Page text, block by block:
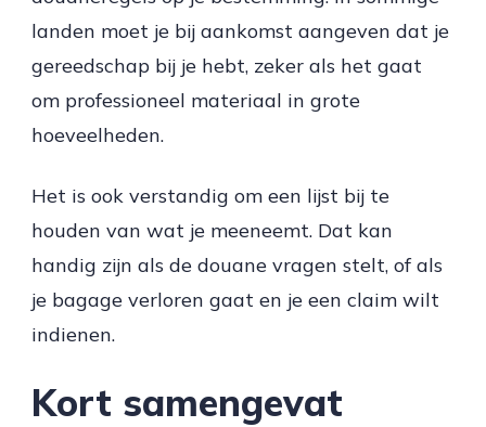
landen moet je bij aankomst aangeven dat je
gereedschap bij je hebt, zeker als het gaat
om professioneel materiaal in grote
hoeveelheden.
Het is ook verstandig om een lijst bij te
houden van wat je meeneemt. Dat kan
handig zijn als de douane vragen stelt, of als
je bagage verloren gaat en je een claim wilt
indienen.
Kort samengevat